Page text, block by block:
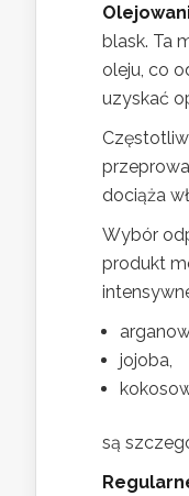
blask. Ta
oleju, co
uzyskać
dociąża
Wybór
produkt
jojoba,
są